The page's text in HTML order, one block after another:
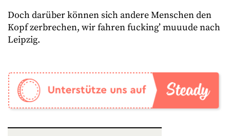
Doch darüber können sich andere Menschen den
Kopf zerbrechen, wir fahren fucking’ muuude nach
Leipzig.